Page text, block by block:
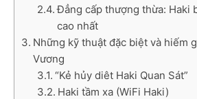
Đẳng cấp thượng thừa: Haki
cao nhất
Những kỹ thuật đặc biệt và hiếm
Vương
“Kẻ hủy diêt Haki Quan Sát”
Haki tầm xa (WiFi Haki)